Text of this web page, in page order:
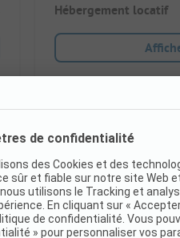
Hébergement locatif